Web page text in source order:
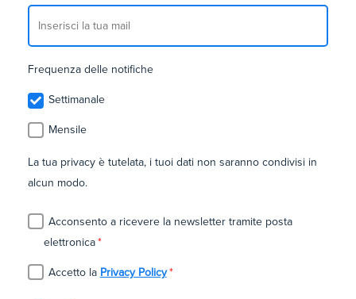
Frequenza delle notifiche
Settimanale
Mensile
La tua privacy è tutelata, i tuoi dati non saranno condivisi in
alcun modo.
Acconsento a ricevere la newsletter tramite posta
elettronica*
Accetto la Privacy Policy *